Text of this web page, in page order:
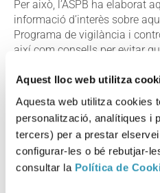
Aquest lloc web utilitza
Aquesta web utilitza cookies
personalització, analítiques i
tercers) per a prestar
configurar-les o bé rebutjar-
consultar la Política de
Per això, l’ASPB ha elaborat
informació d’interès sobre
Programa de vigilància i
així com consells per evitar
Aquesta
PLAGUES
VIGILÀNCIA I CONTROL DE
COM INFORMAR D’UNA
ATENCIÓ